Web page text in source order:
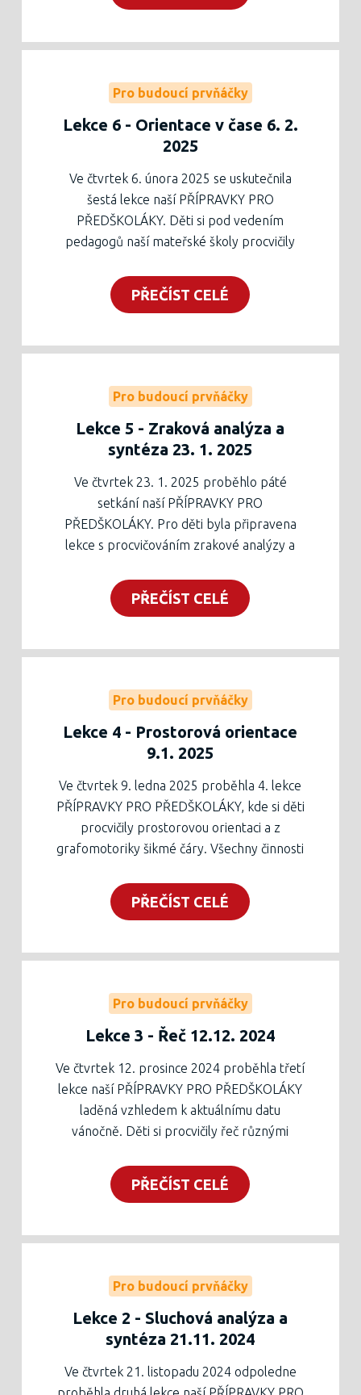
Pro budoucí prvňáčky
Lekce 6 - Orientace v čase 6. 2.
2025
Ve čtvrtek 6. února 2025 se uskutečnila
šestá lekce naší PŘÍPRAVKY PRO
PŘEDŠKOLÁKY. Děti si pod vedením
pedagogů naší mateřské školy procvičily
Rodiče se mohli zúčastnit besedy se
speciálním pedagogem Mgr. Janou
vysvětlila podstatu řeči a hlavně možnosti,
předškolním věku.
Pracovní list ke stažení níže nebo vytištěný v
zelené krabici v zádveří školy.
Těšíme se na další setkání 20. února, kde je
na přání rodičů nově naplánována diskuse
ohledně programu Začít spolu a jeho
podobě na naší škole.
PŘEČÍST CELÉ
Pro budoucí prvňáčky
Lekce 5 - Zraková analýza a
syntéza 23. 1. 2025
Ve čtvrtek 23. 1. 2025 proběhlo páté
setkání naší PŘÍPRAVKY PRO
PŘEDŠKOLÁKY. Pro děti byla připravena
lekce s procvičováním zrakové analýzy a
grafomotorickými prvky - elipsou a spirálou.
Zhruba polovinu lekce strávili děti se svými
Pracovní list ke stažení níže nebo v zelené
Těšíme se na další lekci 23. ledna, pro
rodiče je připravena beseda s logopedem
Mgr. Janou Chloupkovou.
PŘEČÍST CELÉ
Pro budoucí prvňáčky
Lekce 4 - Prostorová orientace
9.1. 2025
Ve čtvrtek 9. ledna 2025 proběhla 4. lekce
PŘÍPRAVKY PRO PŘEDŠKOLÁKY, kde si děti
procvičily prostorovou orientaci a z
grafomotoriky šikmé čáry. Všechny činnosti
ZIMĚ", což zajistilo poměrně velkou
přitažlivost pro děti.
veřejnosti ve stejnou proběhla beseda o
šestým rokem vyučujeme. Rodiče se zájmem
vyslechli stručnou charakteristiku programu
s praktickými ukázkami z naší školy. Na konci
programu zadávali různé dotazy týkající se
nejen programu, ale i všeho dění u nás ve
škole.
Těšíme se na další setkání 23. ledna, kde
děti čekají kromě výuky i činnosti k
keramické dílně.
Pracovní list a prezentace z besedy k
dispozci níže, tištěná podoba listu v zelené
PŘEČÍST CELÉ
Pro budoucí prvňáčky
Lekce 3 - Řeč 12.12. 2024
Ve čtvrtek 12. prosince 2024 proběhla třetí
lekce naší PŘÍPRAVKY PRO PŘEDŠKOLÁKY
laděná vzhledem k aktuálnímu datu
vánočně. Děti si procvičily řeč různými
pochopili důležitost této dílčí funkce. Při
kreslení stromečku byl procvičen další
Pro zájemce z řad rodičů byla připravena
pedagožkou. Snažila se co nejvíce prakticky
rodičům osvětlit pojem školní zralosti a vše,
co s ním souvisí.
Pracovní list je k dispozici ke stažení níže a v
tištěné podobě v zelené krabici v zádveří
školy.
PŘEČÍST CELÉ
Pro budoucí prvňáčky
Lekce 2 - Sluchová analýza a
syntéza 21.11. 2024
Ve čtvrtek 21. listopadu 2024 odpoledne